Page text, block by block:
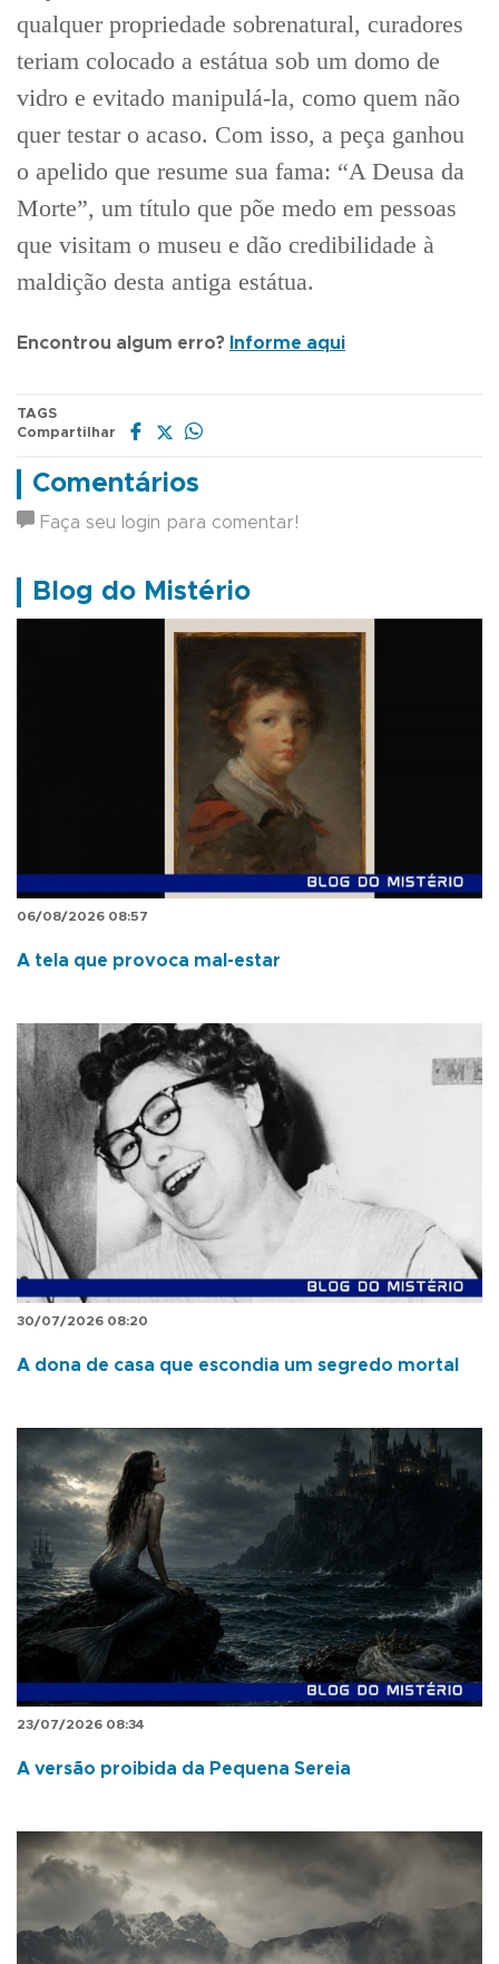
qualquer propriedade sobrenatural, curadores
teriam colocado a estátua sob um domo de
vidro e evitado manipulá-la, como quem não
quer testar o acaso. Com isso, a peça ganhou
o apelido que resume sua fama: “A Deusa da
Morte”, um título que põe medo em pessoas
que visitam o museu e dão credibilidade à
maldição desta antiga estátua.
Encontrou algum erro? Informe aqui
TAGS
Compartilhar
Comentários
Faça seu login para comentar!
Blog do Mistério
06/08/2026 08:57
A tela que provoca mal-estar
30/07/2026 08:20
A dona de casa que escondia um segredo mortal
23/07/2026 08:34
A versão proibida da Pequena Sereia